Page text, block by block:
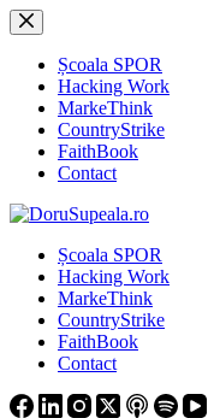
Sari
la
conținutȘcoala SPOR
Hacking Work
MarkeThink
CountryStrike
FaithBook
Contact
Școala SPOR
Hacking Work
MarkeThink
CountryStrike
FaithBook
Contact